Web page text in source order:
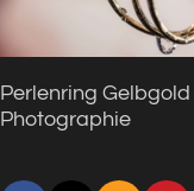
Perlenring
Photographie